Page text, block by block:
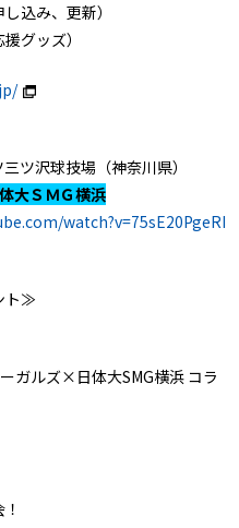
込み、更新）
グッズ）
ツ沢球技場（神奈川県）
大ＳＭＧ横浜
watch?v=75sE20PgeRI
ト≫
ガルズ×日体大SMG横浜 コラ